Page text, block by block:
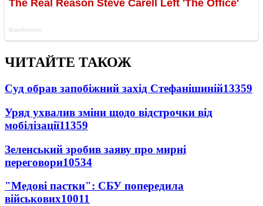
ЧИТАЙТЕ ТАКОЖ
Суд обрав запобіжний захід Стефанішиній13359
Уряд ухвалив зміни щодо відстрочки від
мобілізації11359
Зеленський зробив заяву про мирні
переговори10534
"Медові пастки": СБУ попередила
військових10011